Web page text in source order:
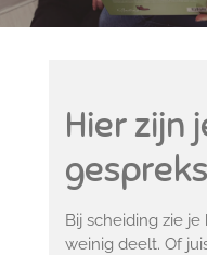
Hier zijn
Bij scheiding zie je
weinig deelt. Of